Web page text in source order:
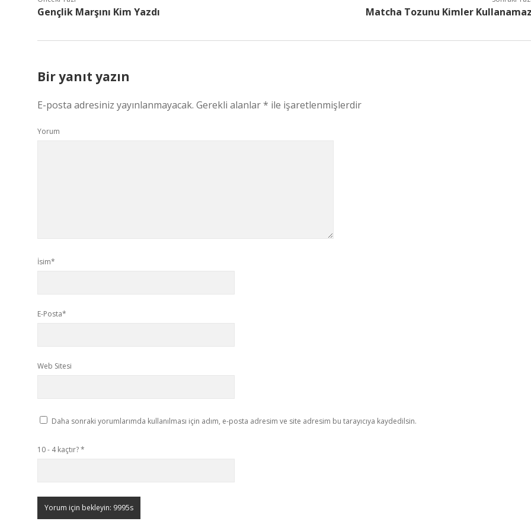
Gençlik Marşını Kim Yazdı Matcha Tozunu Kimler
Bir yanıt yazın
E-posta adresiniz yayınlanmayacak. Gerekli alanlar* ile işaretlenmişlerdir
Yorum
İsim*
E-Posta*
Web Sitesi
Daha sonraki yorumlarımda kullanılması için adım, e-posta adresim ve site adresim bu tarayıcıya kaydedilsin.
10 - 4 kaçtır?*